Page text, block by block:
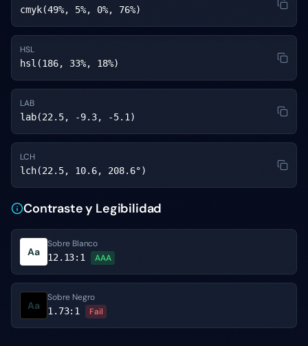
cmyk(49%, 5%, 0%, 76%)
HSL
hsl(186, 33%, 18%)
LAB
lab(22.5, -9.3, -5.1)
LCH
lch(22.5, 10.6, 208.6°)
Contraste y Legibilidad
Aa
Sobre Blanco
12.13:1 AAA
Aa
Sobre Negro
1.73:1 Fail